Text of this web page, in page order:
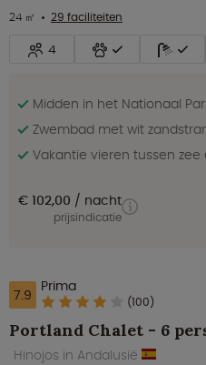
24 ㎡ 29 faciliteiten
4
Midden in het Nationaal
Zwembad met wit
Vakantie vieren tussen zee
€ 102,00 nacht
prijsindicatie
7.9 Prima
(100)
Portland Chalet - 6
Hinojos in Andalusië